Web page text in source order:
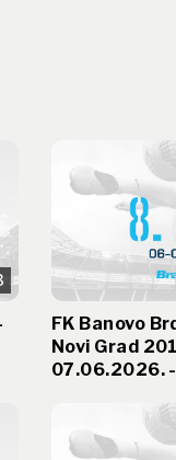
FK Banovo
Novi Grad
07.06.2026.